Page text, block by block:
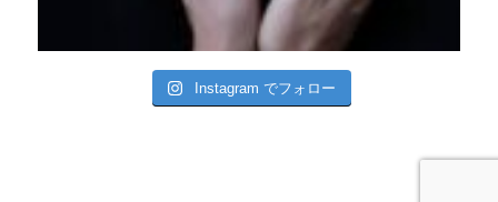
Instagram でフォロー